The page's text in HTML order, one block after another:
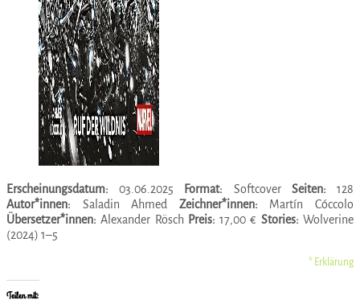
Erscheinungsdatum: 03.06.2025 Format: Softcover Seiten: 128
Autor*innen: Saladin Ahmed Zeichner*innen: Martín Cóccolo
Übersetzer*innen: Alexander Rösch Preis: 17,00 € Stories: Wolverine
(2024) 1–5
* Erklärung
Teilen mit: